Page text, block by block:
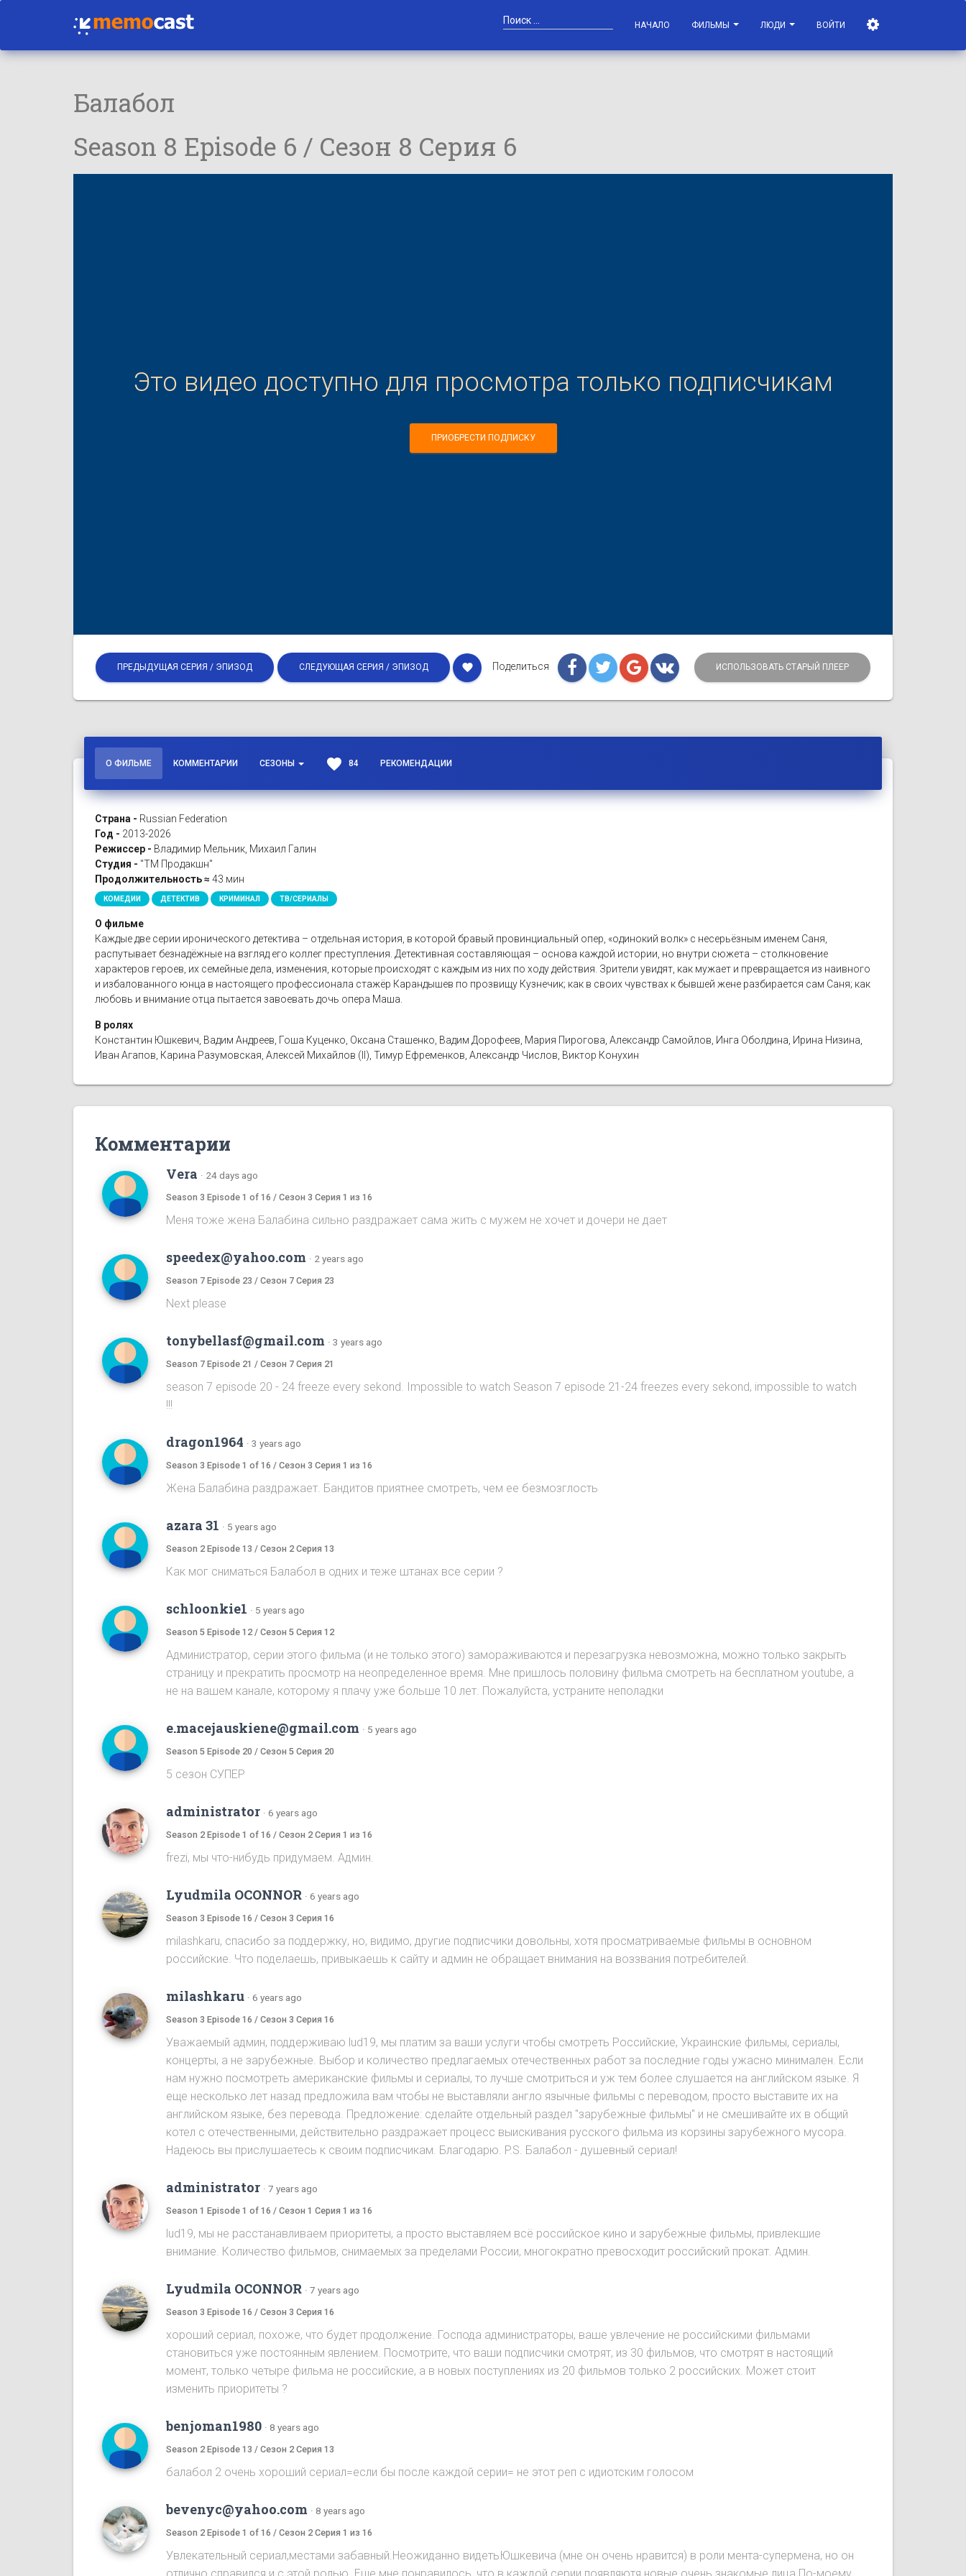
НАЧАЛО ФИЛЬМЫ ЛЮДИ ВОЙТИ
Балабол
Season 8 Episode 6 / Сезон 8 Серия 6
Это видео доступно для просмотра только подписчикам
ПРИОБРЕСТИ ПОДПИСКУ
ПРЕДЫДУЩАЯ СЕРИЯ / ЭПИЗОД СЛЕДУЮЩАЯ СЕРИЯ / ЭПИЗОД favorite Поделиться ИСПОЛЬЗОВАТЬ СТАРЫЙ ПЛЕЕР
О ФИЛЬМЕ КОММЕНТАРИИ СЕЗОНЫ favorite 84 РЕКОМЕНДАЦИИ
Страна - Russian Federation
Год - 2013-2026
Режиссер - Владимир Мельник, Михаил Галин
Студия - "ТМ Продакшн"
Продолжительность ≈ 43 мин
КОМЕДИИ ДЕТЕКТИВ КРИМИНАЛ ТВ/СЕРИАЛЫ
О фильме
Каждые две серии иронического детектива – отдельная история, в которой бравый провинциальный опер, «одинокий волк» с несерьёзным именем Саня,
распутывает безнадёжные на взгляд его коллег преступления. Детективная составляющая – основа каждой истории, но внутри сюжета – столкновение
характеров героев, их семейные дела, изменения, которые происходят с каждым из них по ходу действия. Зрители увидят, как мужает и превращается из наивного
и избалованного юнца в настоящего профессионала стажёр Карандышев по прозвищу Кузнечик; как в своих чувствах к бывшей жене разбирается сам Саня; как
любовь и внимание отца пытается завоевать дочь опера Маша.
В ролях
Константин Юшкевич, Вадим Андреев, Гоша Куценко, Оксана Сташенко, Вадим Дорофеев, Мария Пирогова, Александр Самойлов, Инга Оболдина, Ирина Низина,
Иван Агапов, Карина Разумовская, Алексей Михайлов (II), Тимур Ефременков, Александр Числов, Виктор Конухин
Комментарии
Vera · 24 days ago
Season 3 Episode 1 of 16 / Сезон 3 Серия 1 из 16
Меня тоже жена Балабина сильно раздражает сама жить с мужем не хочет и дочери не дает
speedex@yahoo.com · 2 years ago
Season 7 Episode 23 / Сезон 7 Серия 23
Next please
tonybellasf@gmail.com · 3 years ago
Season 7 Episode 21 / Сезон 7 Серия 21
season 7 episode 20 - 24 freeze every sekond. Impossible to watch Season 7 episode 21-24 freezes every sekond, impossible to watch
!!!
dragon1964 · 3 years ago
Season 3 Episode 1 of 16 / Сезон 3 Серия 1 из 16
Жена Балабина раздражает. Бандитов приятнее смотреть, чем ее безмозглость
azara 31 · 5 years ago
Season 2 Episode 13 / Сезон 2 Серия 13
Как мог сниматься Балабол в одних и теже штанах все серии ?
schloonkie1 · 5 years ago
Season 5 Episode 12 / Сезон 5 Серия 12
Администратор, серии этого фильма (и не только этого) замораживаются и перезагрузка невозможна, можно только закрыть
страницу и прекратить просмотр на неопределенное время. Мне пришлось половину фильма смотреть на бесплатном youtube, а
не на вашем канале, которому я плачу уже больше 10 лет. Пожалуйста, устраните неполадки
e.macejauskiene@gmail.com · 5 years ago
Season 5 Episode 20 / Сезон 5 Серия 20
5 сезон СУПЕР
administrator · 6 years ago
Season 2 Episode 1 of 16 / Сезон 2 Серия 1 из 16
frezi, мы что-нибудь придумаем. Админ.
Lyudmila OCONNOR · 6 years ago
Season 3 Episode 16 / Сезон 3 Серия 16
milashkaru, спасибо за поддержку, но, видимо, другие подписчики довольны, хотя просматриваемые фильмы в основном
российские. Что поделаешь, привыкаешь к сайту и админ не обращает внимания на воззвания потребителей.
milashkaru · 6 years ago
Season 3 Episode 16 / Сезон 3 Серия 16
Уважаемый админ, поддерживаю lud19, мы платим за ваши услуги чтобы смотреть Российские, Украинские фильмы, сериалы,
концерты, а не зарубежные. Выбор и количество предлагаемых отечественных работ за последние годы ужасно минимален. Если
нам нужно посмотреть американские фильмы и сериалы, то лучше смотриться и уж тем более слушается на английском языке. Я
еще несколько лет назад предложила вам чтобы не выставляли англо язычные фильмы с переводом, просто выставите их на
английском языке, без перевода. Предложение: сделайте отдельный раздел "зарубежные фильмы" и не смешивайте их в общий
котел с отечественными, действительно раздражает процесс выискивания русского фильма из корзины зарубежного мусора.
Надеюсь вы прислушаетесь к своим подписчикам. Благодарю. P.S. Балабол - душевный сериал!
administrator · 7 years ago
Season 1 Episode 1 of 16 / Сезон 1 Серия 1 из 16
lud19, мы не расстанавливаем приоритеты, а просто выставляем всё российское кино и зарубежные фильмы, привлекшие
внимание. Количество фильмов, снимаемых за пределами России, многократно превосходит российский прокат. Админ.
Lyudmila OCONNOR · 7 years ago
Season 3 Episode 16 / Сезон 3 Серия 16
хороший сериал, похоже, что будет продолжение. Господа администраторы, ваше увлечение не российскими фильмами
становиться уже постоянным явлением. Посмотрите, что ваши подписчики смотрят, из 30 фильмов, что смотрят в настоящий
момент, только четыре фильма не российские, а в новых поступлениях из 20 фильмов только 2 российских. Может стоит
изменить приоритеты ?
benjoman1980 · 8 years ago
Season 2 Episode 13 / Сезон 2 Серия 13
балабол 2 очень хороший сериал=если бы после каждой серии= не этот реп с идиотским голосом
bevenyc@yahoo.com · 8 years ago
Season 2 Episode 1 of 16 / Сезон 2 Серия 1 из 16
Увлекательный сериал,местами забавный.Неожиданно видетьЮшкевича (мне он очень нравится) в роли мента-супермена, но он
отлично справился и с этой ролью. Еще мне понравилось, что в каждой серии появляютя новые очень знакомые лица.По-моему,